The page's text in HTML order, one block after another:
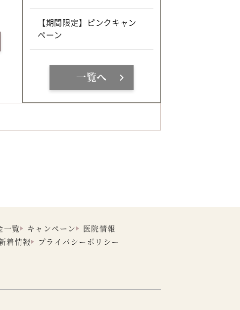
【期間限定】ピンクキャン
ペーン
一覧へ
一覧 キャンペーン
医院情報
着情報
プライバシーポリシー